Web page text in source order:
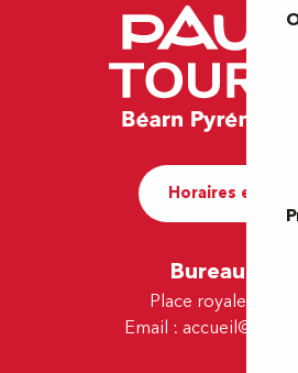
Horaires et
Bureau de
Place royale -
Email :